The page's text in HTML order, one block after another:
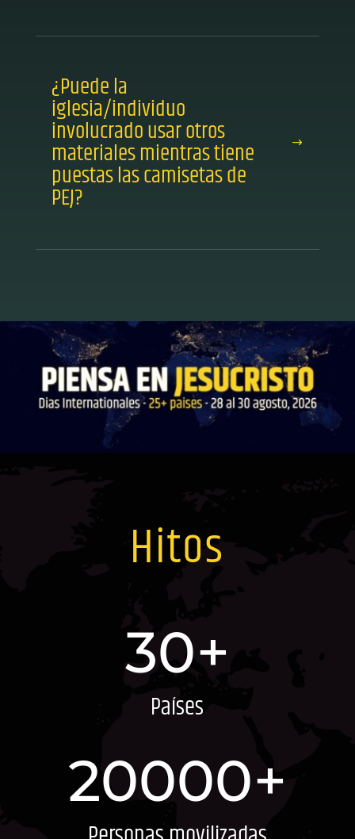
¿Puede la
iglesia/individuo
involucrado usar otros
materiales mientras tiene
puestas las camisetas de
PEJ?
Hitos
30+
Países
20000+